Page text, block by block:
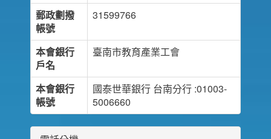
郵政劃撥
帳號
31599766
本會銀行
戶名
臺南市教育產業工會
本會銀行
帳號
國泰世華銀行 台南分行 :01003-
5006660